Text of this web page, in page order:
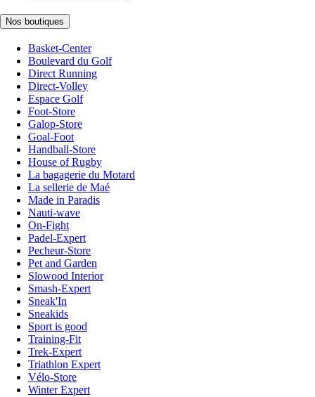
Nos boutiques
Basket-Center
Boulevard du Golf
Direct Running
Direct-Volley
Espace Golf
Foot-Store
Galop-Store
Goal-Foot
Handball-Store
House of Rugby
La bagagerie du Motard
La sellerie de Maé
Made in Paradis
Nauti-wave
On-Fight
Padel-Expert
Pecheur-Store
Pet and Garden
Slowood Interior
Smash-Expert
Sneak'In
Sneakids
Sport is good
Training-Fit
Trek-Expert
Triathlon Expert
Vélo-Store
Winter Expert